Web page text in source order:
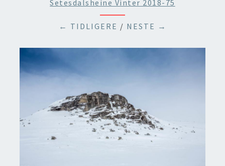
Setesdalsheine Vinter 2018-75
← TIDLIGERE / NESTE →